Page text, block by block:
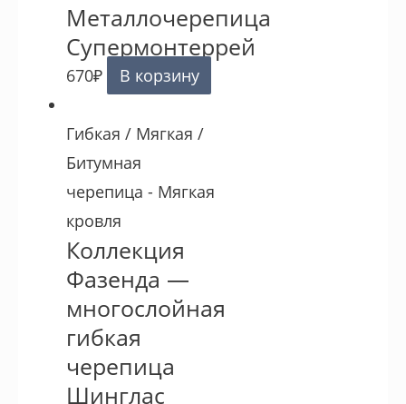
Металлочерепица
Супермонтеррей
670₽ В корзину
Гибкая / Мягкая /
Битумная
черепица - Мягкая
кровля
Коллекция
Фазенда —
многослойная
гибкая
черепица
Шинглас